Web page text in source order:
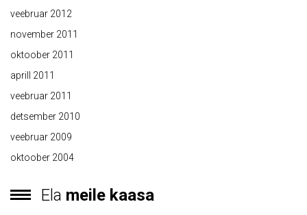
veebruar 2012
november 2011
oktoober 2011
aprill 2011
veebruar 2011
detsember 2010
veebruar 2009
oktoober 2004
Ela meile kaasa